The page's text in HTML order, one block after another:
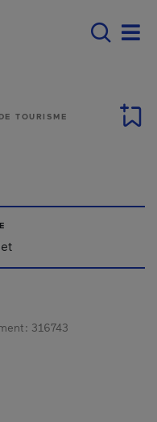
-
TOURISME
: 316743